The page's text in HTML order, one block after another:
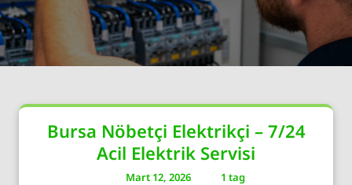
Bursa Nöbetçi Elektrikçi – 7/24
Acil Elektrik Servisi
Mart 12, 2026 1 tag